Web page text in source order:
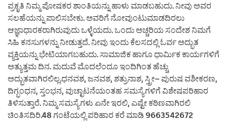
ಪ್ರಕೃತಿ ನಿಮ್ಮ ಪೋಷಕರ ಶಾಂತಿಯನ್ನು ಹಾಳು ಮಾಡಬಹುದು. ನೀವು ಅವರ
ಸಲಹೆಯನ್ನು ಪಾಲಿಸಬೇಕು. ಅವರಿಗೆ ನೋವುಂಟುಮಾಡದಿರಲು
ಆಜ್ಞಾಧಾರಕರಾಗಿರುವುದು ಒಳ್ಳೆಯದು. ಒಂದು ಅಚ್ಚರಿಯ ಸಂದೇಶ ನಿಮಗೆ
ಸಿಹಿ ಕನಸುಗಳನ್ನು ನೀಡುತ್ತದೆ. ನೀವು ಇಂದು ಕೆಲಸದಲ್ಲಿ ಓರ್ವ ಅದ್ಭುತ
ವ್ಯಕ್ತಿಯನ್ನು ಭೇಟಿಯಾಗಬಹುದು. ಸಾಮಾಜಿಕ ಹಾಗೂ ಧಾರ್ಮಿಕ ಕಾರ್ಯಗಳಿಗೆ
ಅತ್ಯುತ್ತಮ ದಿನ. ಮದುವೆ ಮೊದಲೆಂದೂ ಇಂದಿಗಿಂತ ಹೆಚ್ಚು
ಅದ್ಭುತವಾಗಿರಲಿಲ್ಲ.ಧನವಶ, ಜನವಶ, ಶತ್ರುನಾಶ, ಸ್ತ್ರೀ– ಪುರುಷ ವಶೀಕರಣ,
ದಿಗ್ಭಂಧನ, ಸ್ತಂಭನ, ವುಚ್ಛಾಟನೆಯಂತಹ ಸಮಸ್ಯೆಗಳಿಗೆ ವಿಶೇಷಪರಿಹಾರ
ತಿಳಿಸುತ್ತಾರೆ. ನಿಮ್ಮ ಸಮಸ್ಯೆಗಳು ಏನೇ ಇರಲಿ, ಎಷ್ಟೇ ಕಠಿಣವಾಗಿರಲಿ
ಚಿಂತಿಸದಿರಿ.48 ಗಂಟೆಯಲ್ಲಿ ಪರಿಹಾರ ಕರೆ ಮಾಡಿ 9663542672